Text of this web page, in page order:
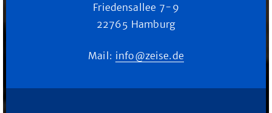
Friedensallee 7-9
22765 Hamburg
Mail: info@zeise.de